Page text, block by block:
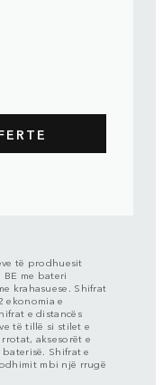
të prodhuesit
me bateri
krahasuese. Shifrat
ekonomia e
e distancës
të tillë si stilet e
aksesorët e
Shifrat e
mbi një rrugë